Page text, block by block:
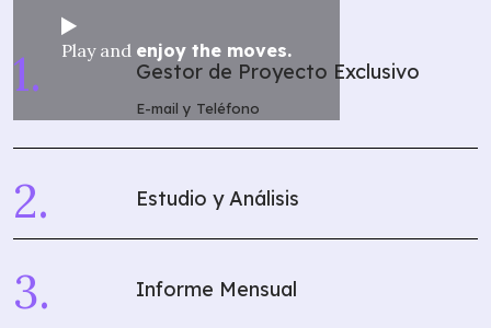
Play and enjoy the moves.
Gestor de Proyecto Exclusivo
E-mail y Teléfono
Estudio y Análisis
Informe Mensual